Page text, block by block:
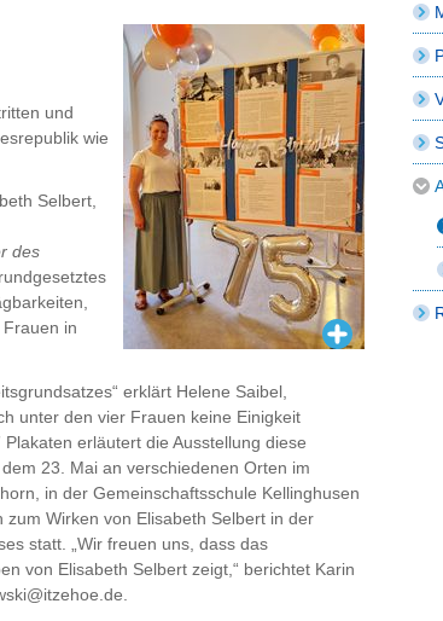
und
wie
Selbert,
des
in
erklärt Helene Saibel,
unter den vier Frauen keine Einigkeit
erläutert die Ausstellung diese
23. Mai an verschiedenen Orten im
in der Gemeinschaftsschule Kellinghusen
Wirken von Elisabeth Selbert in der
statt. „Wir freuen uns, dass das
von Elisabeth Selbert zeigt,“ berichtet Karin